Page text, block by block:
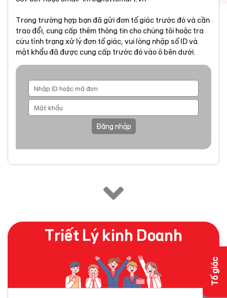
Trong trường hợp bạn đã gửi đơn tố giác trước đó và cần
trao đổi, cung cấp thêm thông tin cho chúng tôi hoặc tra
cứu tình trạng xử lý đơn tố giác, vui lòng nhập số ID và
mật khẩu đã được cung cấp trước đó vào ô bên dưới.
Đăng nhập
Triết Lý kinh Doanh
Tố giác